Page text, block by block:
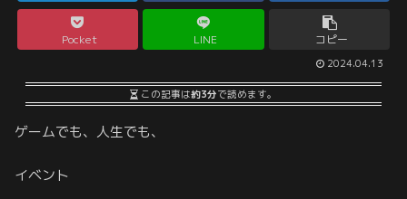
Pocket LINE コピー
2024.04.13
この記事は約3分で読めます。
ゲームでも、人生でも、
イベント